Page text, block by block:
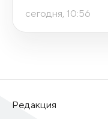
сегодня, 10:56
Редакция